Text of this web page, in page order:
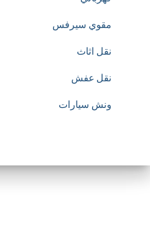
w
w
.
مقوي سيرفس
نقل اثاث
نقل عفش
ونش سيارات